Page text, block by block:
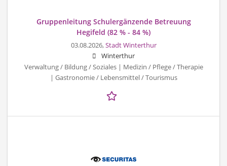
Gruppenleitung Schulergänzende Betreuung
Hegifeld (82 % - 84 %)
03.08.2026,Stadt Winterthur
Winterthur
Verwaltung / Bildung / Soziales | Medizin / Pflege / Therapie
| Gastronomie / Lebensmittel / Tourismus